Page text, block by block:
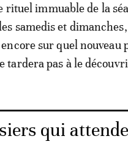
rituel immuable de la
samedis et dimanches,
sur quel nouveau
tardera pas à le
qui